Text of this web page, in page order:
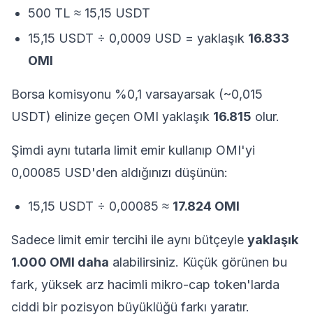
500 TL ≈ 15,15 USDT
15,15 USDT ÷ 0,0009 USD = yaklaşık 16.833
OMI
Borsa komisyonu %0,1 varsayarsak (~0,015
USDT) elinize geçen OMI yaklaşık 16.815 olur.
Şimdi aynı tutarla limit emir kullanıp OMI'yi
0,00085 USD'den aldığınızı düşünün:
15,15 USDT ÷ 0,00085 ≈ 17.824 OMI
Sadece limit emir tercihi ile aynı bütçeyle yaklaşık
1.000 OMI daha alabilirsiniz. Küçük görünen bu
fark, yüksek arz hacimli mikro-cap token'larda
ciddi bir pozisyon büyüklüğü farkı yaratır.